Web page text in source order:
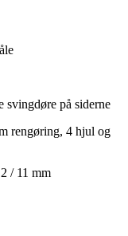
svingdøre på siderne
rengøring, 4 hjul og
/ 11 mm